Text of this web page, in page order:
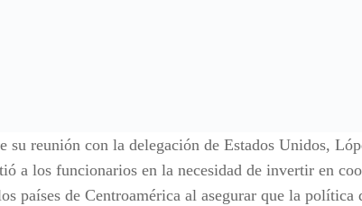
su reunión con la delegación de Estados Unidos,
a los funcionarios en la necesidad de invertir en
países de Centroamérica al asegurar que la